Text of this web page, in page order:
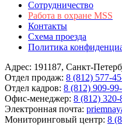
Сотрудничество
Работа в охране MSS
Контакты
Схема проезда
Политика
Адрес: 191187, Cанкт-
Отдел продаж: 8 (812) 577-
Отдел кадров: 8 (812) 909-
Офис-менеджер: 8 (812) 320-
Электронная почта:
Мониторинговый центр: 8